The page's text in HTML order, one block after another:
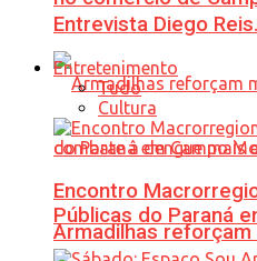
Armadilhas
Entrevista Diego
Entretenimento
Tudo
Cultura
Encontro
Públicas do Paraná